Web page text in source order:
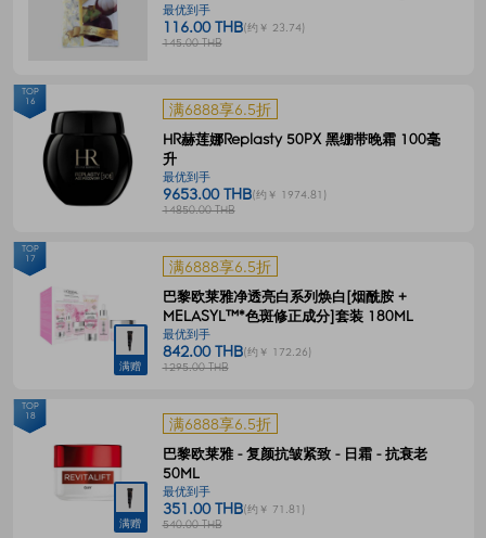
最优到手
116.00 THB(约￥ 23.74)
145.00 THB
满6888享6.5折
HR赫莲娜Replasty 50PX 黑绷带晚霜 100毫
升
最优到手
9653.00 THB(约￥ 1974.81)
14850.00 THB
TOP
16
满赠
满6888享6.5折
巴黎欧莱雅净透亮白系列焕白[烟酰胺 +
MELASYL™*色斑修正成分]套装 180ML
最优到手
842.00 THB(约￥ 172.26)
1295.00 THB
TOP
17
满赠
满6888享6.5折
巴黎欧莱雅 - 复颜抗皱紧致 - 日霜 - 抗衰老
50ML
最优到手
351.00 THB(约￥ 71.81)
540.00 THB
TOP
18